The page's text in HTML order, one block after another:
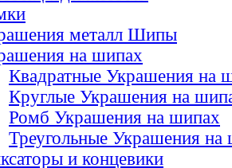
металл Шипы
на шипах
Квадратные Украшения на
Круглые Украшения на
Ромб Украшения на шипах
Треугольные Украшения на
и концевики